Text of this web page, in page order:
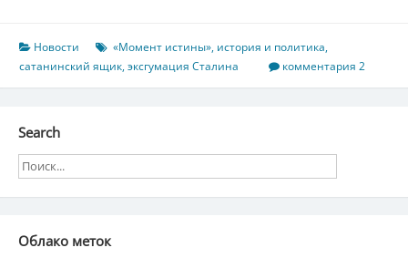
Новости «Момент истины», история и политика,
сатанинский ящик,эксгумация Сталина комментария 2
Search
Облако меток